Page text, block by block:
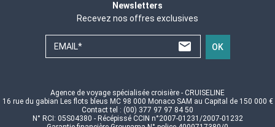
Newsletters
Recevez nos offres exclusives
EMAIL* OK
Agence de voyage spécialisée croisière - CRUISELINE
16 rue du gabian Les flots bleus MC 98 000 Monaco SAM au Capital de 150 000 €
Contact tel : (00) 377 97 97 84 50
N° RCI: 05S04380 - Récépissé CCIN n°2007-01231/2007-01232